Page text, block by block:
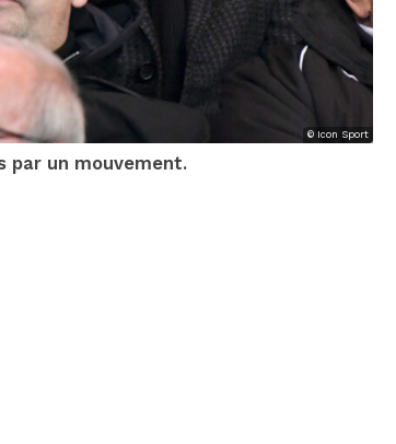
© Icon Sport
par un mouvement.